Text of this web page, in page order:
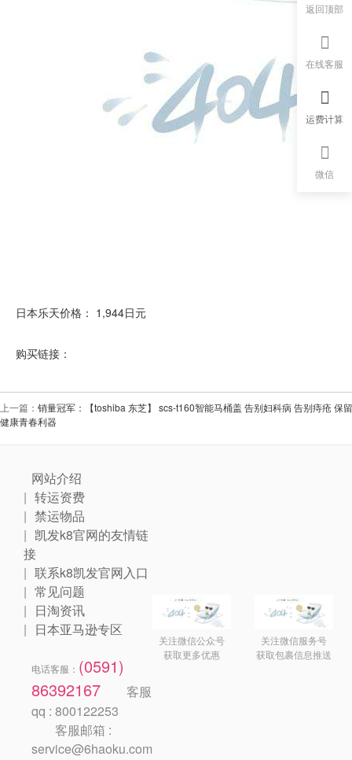
日本乐天价格： 1,944日元
购买链接：
上一篇： 销量冠军：【toshiba 东芝】 scs-t160智能马桶盖 告别妇科病 告别痔疮 保留
健康青春利器
网站介绍
转运资费
禁运物品
凯发k8官网的友情链
接
联系k8凯发官网入口
常见问题
日淘资讯
日本亚马逊专区
电话客服： (0591)
86392167
客服
qq : 800122253
客服邮箱 :
service@6haoku.com
关注微信公众号
获取更多优惠
关注微信服务号
获取包裹信息推送
返回顶部
在线客服
运费计算
微信